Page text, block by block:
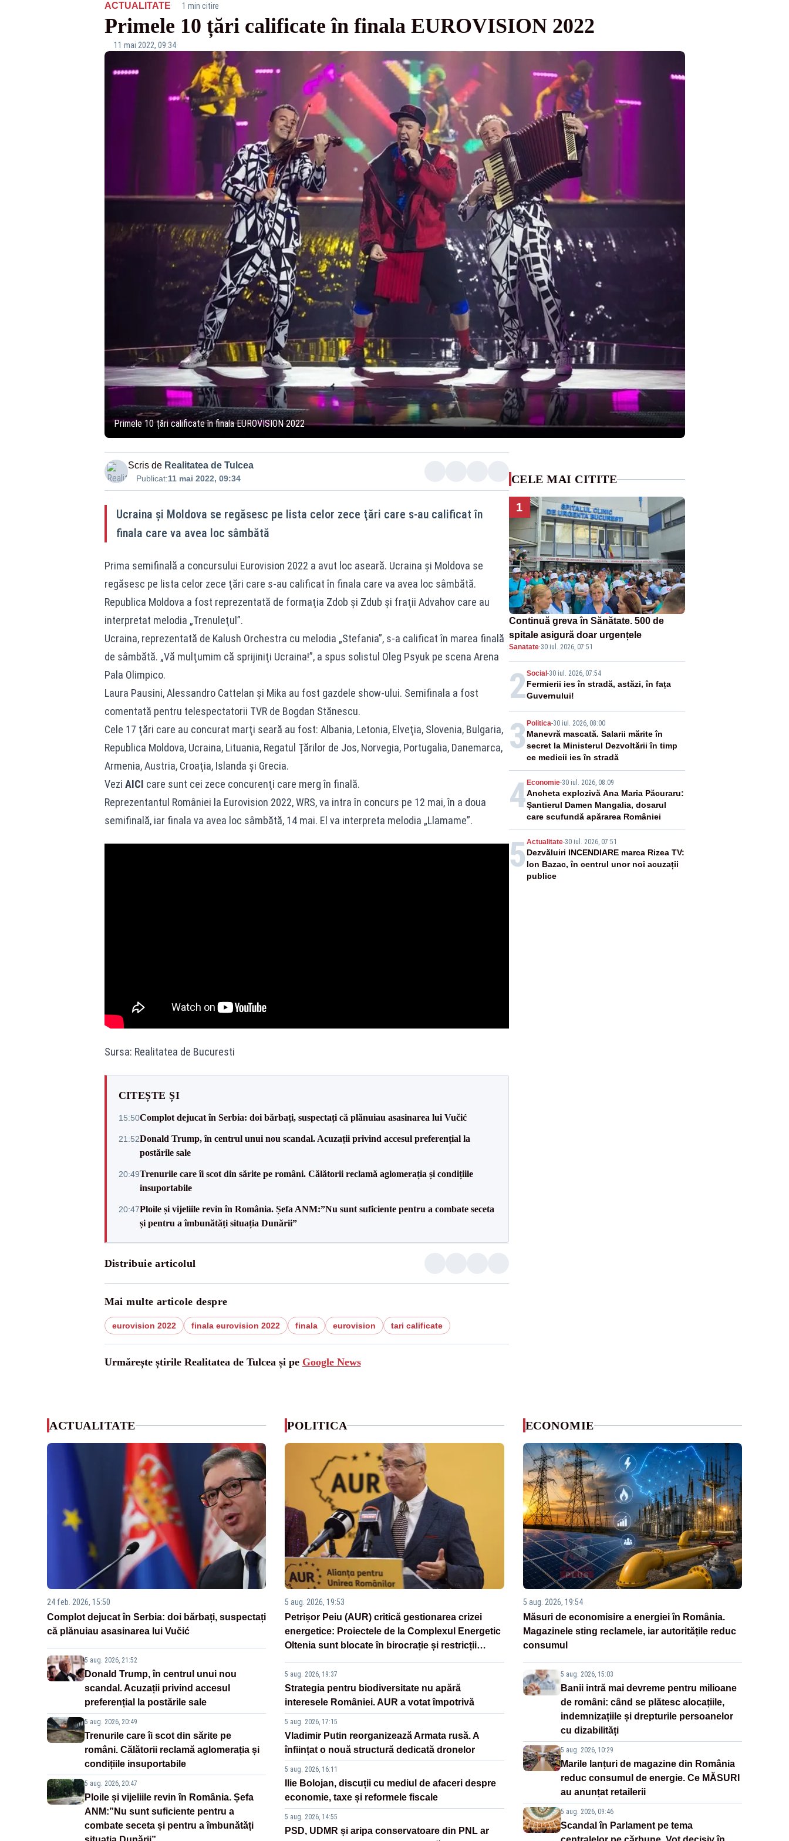
ACTUALITATE· 1 min citire
Primele 10 țări calificate în finala EUROVISION 2022
11 mai 2022, 09:34
Primele 10 țări calificate în finala EUROVISION 2022
Scris de Realitatea de Tulcea
Publicat:11 mai 2022, 09:34
Ucraina şi Moldova se regăsesc pe lista celor zece ţări care s-au calificat în
finala care va avea loc sâmbătă
Prima semifinală a concursului Eurovision 2022 a avut loc aseară. Ucraina şi Moldova se
regăsesc pe lista celor zece ţări care s-au calificat în finala care va avea loc sâmbătă.
Republica Moldova a fost reprezentată de formaţia Zdob şi Zdub şi fraţii Advahov care au
interpretat melodia „Trenuleţul”.
Ucraina, reprezentată de Kalush Orchestra cu melodia „Stefania”, s-a calificat în marea finală
de sâmbătă. „Vă mulţumim că sprijiniţi Ucraina!”, a spus solistul Oleg Psyuk pe scena Arena
Pala Olimpico.
Laura Pausini, Alessandro Cattelan şi Mika au fost gazdele show-ului. Semifinala a fost
comentată pentru telespectatorii TVR de Bogdan Stănescu.
Cele 17 ţări care au concurat marţi seară au fost: Albania, Letonia, Elveţia, Slovenia, Bulgaria,
Republica Moldova, Ucraina, Lituania, Regatul Ţărilor de Jos, Norvegia, Portugalia, Danemarca,
Armenia, Austria, Croaţia, Islanda şi Grecia.
Vezi AICI care sunt cei zece concurenţi care merg în finală.
Reprezentantul României la Eurovision 2022, WRS, va intra în concurs pe 12 mai, în a doua
semifinală, iar finala va avea loc sâmbătă, 14 mai. El va interpreta melodia „Llamame”.
Sursa: Realitatea de Bucuresti
CITEȘTE ȘI
15:50Complot dejucat în Serbia: doi bărbați, suspectați că plănuiau asasinarea lui Vučić
21:52Donald Trump, în centrul unui nou scandal. Acuzații privind accesul preferențial la
postările sale
20:49Trenurile care îi scot din sărite pe români. Călătorii reclamă aglomerația și condițiile
insuportabile
20:47Ploile și vijeliile revin în România. Șefa ANM:”Nu sunt suficiente pentru a combate seceta
și pentru a îmbunătăți situația Dunării”
Distribuie articolul
Mai multe articole despre
eurovision 2022 finala eurovision 2022 finala eurovision tari calificate
Urmărește știrile Realitatea de Tulcea și pe Google News
CELE MAI CITITE
1
Continuă greva în Sănătate. 500 de
spitale asigură doar urgențele
Sanatate·30 iul. 2026, 07:51
2Social -30 iul. 2026, 07:54
Fermierii ies în stradă, astăzi, în fața
Guvernului!
3 Politica-30 iul. 2026, 08:00
Manevră mascată. Salarii mărite în
secret la Ministerul Dezvoltării în timp
ce medicii ies în stradă
4 Economie-30 iul. 2026, 08:09
Ancheta explozivă Ana Maria Păcuraru:
Șantierul Damen Mangalia, dosarul
care scufundă apărarea României
5 Actualitate-30 iul. 2026, 07:51
Dezvăluiri INCENDIARE marca Rizea TV:
Ion Bazac, în centrul unor noi acuzații
publice
ACTUALITATE
24 feb. 2026, 15:50
Complot dejucat în Serbia: doi bărbați, suspectați
că plănuiau asasinarea lui Vučić
5 aug. 2026, 21:52
Donald Trump, în centrul unui nou
scandal. Acuzații privind accesul
preferențial la postările sale
5 aug. 2026, 20:49
Trenurile care îi scot din sărite pe
români. Călătorii reclamă aglomerația și
condițiile insuportabile
5 aug. 2026, 20:47
Ploile și vijeliile revin în România. Șefa
ANM:”Nu sunt suficiente pentru a
combate seceta și pentru a îmbunătăți
POLITICA
5 aug. 2026, 19:53
Petrișor Peiu (AUR) critică gestionarea crizei
energetice: Proiectele de la Complexul Energetic
Oltenia sunt blocate în birocrație și restricții
5 aug. 2026, 19:37
Strategia pentru biodiversitate nu apără
interesele României. AUR a votat împotrivă
5 aug. 2026, 17:15
Vladimir Putin reorganizează Armata rusă. A
înființat o nouă structură dedicată dronelor
5 aug. 2026, 16:11
Ilie Bolojan, discuții cu mediul de afaceri despre
economie, taxe și reformele fiscale
5 aug. 2026, 14:55
PSD, UDMR și aripa conservatoare din PNL ar
ECONOMIE
5 aug. 2026, 19:54
Măsuri de economisire a energiei în România.
Magazinele sting reclamele, iar autoritățile reduc
consumul
5 aug. 2026, 15:03
Banii intră mai devreme pentru milioane
de români: când se plătesc alocațiile,
indemnizațiile și drepturile persoanelor
cu dizabilități
5 aug. 2026, 10:29
Marile lanțuri de magazine din România
reduc consumul de energie. Ce MĂSURI
au anunțat retailerii
5 aug. 2026, 09:46
Scandal în Parlament pe tema